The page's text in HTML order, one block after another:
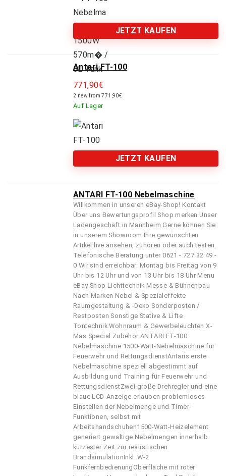
JETZT KAUFEN
Antari FT-100
771,90€
2 new from 771,90€
Auf Lager
JETZT KAUFEN
ANTARI FT-100 Nebelmaschine
Willkommen in unseren eBay-Shop! Kontakt
Über uns Bewertungsprofil Shop merken Unser
Ladengeschäft in Mannheim Gerne können Sie
in unserem Showroom Ihre gewünschten
Artikel live ansehen, zuhören oder auch testen.
Telefonische Beratung unter 0621 - 727 32 49 -
0 Wir sind erreichbar: Montag bis Freitag von 9
Uhr bis 12 Uhr und von 13 Uhr bis 18 Uhr Menu
eBay Shop Lichttechnik Messe & Bühnenbau
Nach Marken Nebel & Spezialeffekte
Raumgestaltung & -Deko Sonderposten /
Restposten Sonstige Stative & Lifte
Tontechnik Wohnraum & Gewerbeleuchten X-
Mas Special Zubehör ANTARI FT-100
Nebelmaschine 1500-Watt-Nebelmaschine für
Feuerwehr und RettungsdienstAntaris erste
Nebelmaschine speziell abgestimmt auf
Ausbildung und Training für Feuerwehr und
RettungsdienstZwei große Drehregler und eine
blaue LCD-Anzeige erlauben problemloses
Einstellen der Nebelmenge und Timer-
Funktionen, selbst mit
Arbeitshandschuhen1500-Watt-Heizelement
generiert gewaltige Nebelmengen innerhalb
kürzester Zeit zur realistischen
BrandsimulationInkl. W-2
FunkfernbedienungOberfläche mit roter